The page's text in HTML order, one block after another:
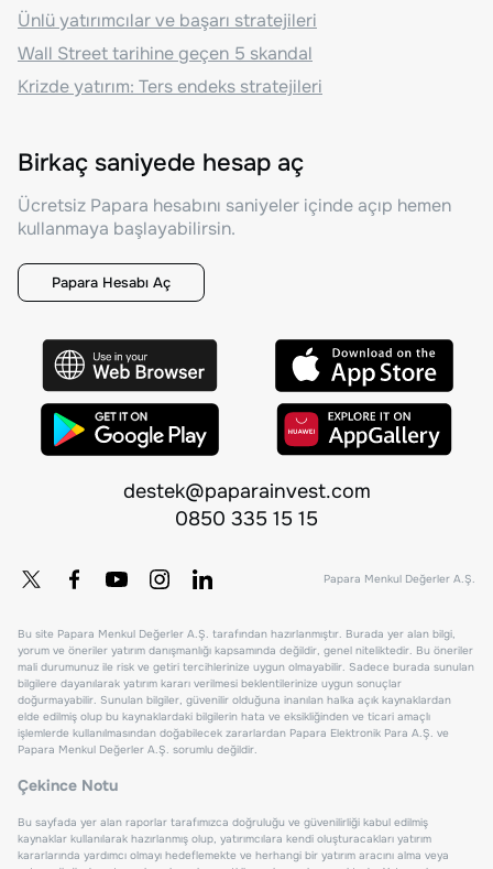
Ünlü yatırımcılar ve başarı stratejileri
Wall Street tarihine geçen 5 skandal
Krizde yatırım: Ters endeks stratejileri
Birkaç saniyede hesap aç
Ücretsiz Papara hesabını saniyeler içinde açıp hemen
kullanmaya başlayabilirsin.
Papara Hesabı Aç
destek@paparainvest.com
0850 335 15 15
Papara Menkul Değerler A.Ş.
Bu site Papara Menkul Değerler A.Ş. tarafından hazırlanmıştır. Burada yer alan bilgi,
yorum ve öneriler yatırım danışmanlığı kapsamında değildir, genel niteliktedir. Bu öneriler
mali durumunuz ile risk ve getiri tercihlerinize uygun olmayabilir. Sadece burada sunulan
bilgilere dayanılarak yatırım kararı verilmesi beklentilerinize uygun sonuçlar
doğurmayabilir. Sunulan bilgiler, güvenilir olduğuna inanılan halka açık kaynaklardan
elde edilmiş olup bu kaynaklardaki bilgilerin hata ve eksikliğinden ve ticari amaçlı
işlemlerde kullanılmasından doğabilecek zararlardan Papara Elektronik Para A.Ş. ve
Papara Menkul Değerler A.Ş. sorumlu değildir.
Çekince Notu
Bu sayfada yer alan raporlar tarafımızca doğruluğu ve güvenilirliği kabul edilmiş
kaynaklar kullanılarak hazırlanmış olup, yatırımcılara kendi oluşturacakları yatırım
kararlarında yardımcı olmayı hedeflemekte ve herhangi bir yatırım aracını alma veya